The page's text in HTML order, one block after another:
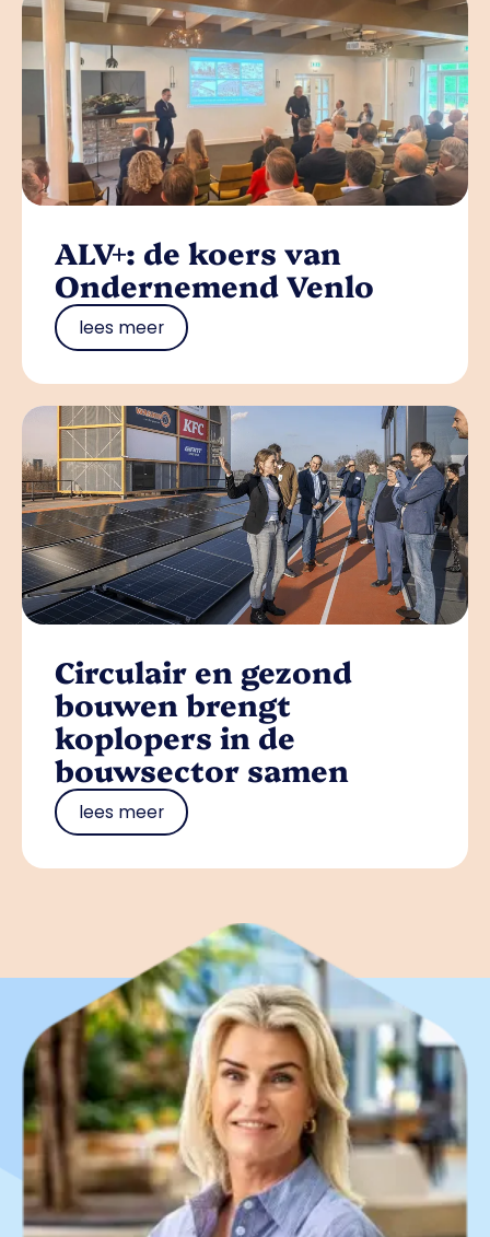
ALV+: de koers van
Ondernemend Venlo
lees meer
Circulair en gezond
bouwen brengt
koplopers in de
bouwsector samen
lees meer